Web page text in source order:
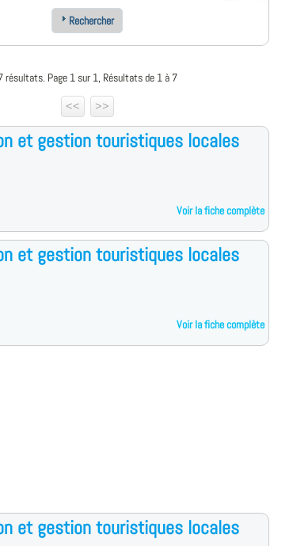
Rechercher
résultats. Page 1 sur 1, Résultats de 1 à 7
<<
>>
et gestion touristiques locales
Voir la fiche complète
et gestion touristiques locales
Voir la fiche complète
et gestion touristiques locales